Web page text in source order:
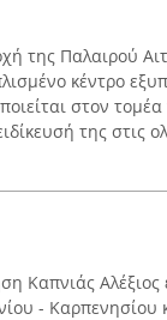
της Παλαιρού
κέντρο
στον
της στις
Καπνιάς
- Καρπενησίου